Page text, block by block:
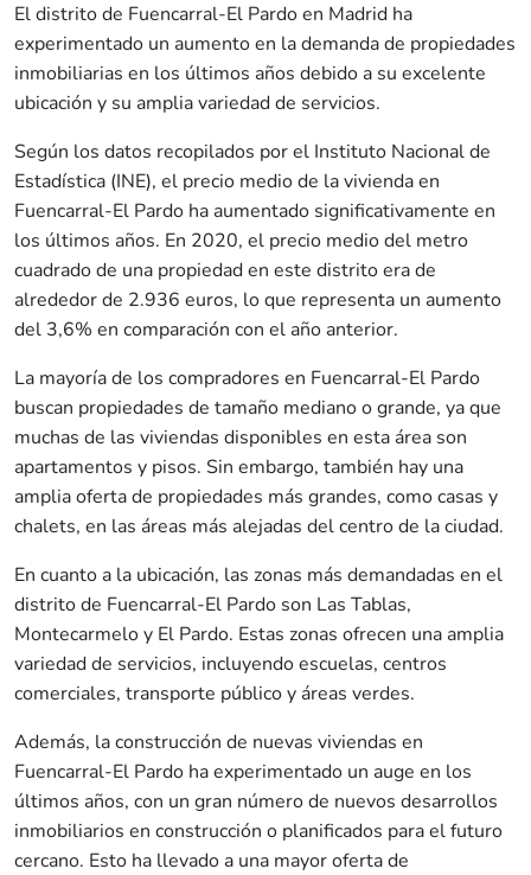
El distrito de Fuencarral-El Pardo en Madrid ha
experimentado un aumento en la demanda de propiedades
inmobiliarias en los últimos años debido a su excelente
ubicación y su amplia variedad de servicios.
Según los datos recopilados por el Instituto Nacional de
Estadística (INE), el precio medio de la vivienda en
Fuencarral-El Pardo ha aumentado significativamente en
los últimos años. En 2020, el precio medio del metro
cuadrado de una propiedad en este distrito era de
alrededor de 2.936 euros, lo que representa un aumento
del 3,6% en comparación con el año anterior.
La mayoría de los compradores en Fuencarral-El Pardo
buscan propiedades de tamaño mediano o grande, ya que
muchas de las viviendas disponibles en esta área son
apartamentos y pisos. Sin embargo, también hay una
amplia oferta de propiedades más grandes, como casas y
chalets, en las áreas más alejadas del centro de la ciudad.
En cuanto a la ubicación, las zonas más demandadas en el
distrito de Fuencarral-El Pardo son Las Tablas,
Montecarmelo y El Pardo. Estas zonas ofrecen una amplia
variedad de servicios, incluyendo escuelas, centros
comerciales, transporte público y áreas verdes.
Además, la construcción de nuevas viviendas en
Fuencarral-El Pardo ha experimentado un auge en los
últimos años, con un gran número de nuevos desarrollos
inmobiliarios en construcción o planificados para el futuro
cercano. Esto ha llevado a una mayor oferta de